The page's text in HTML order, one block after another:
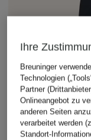
Ihre
Breuninger
Technologien
Partner
Onlineangebot zu
anderen Seiten
verarbeitet werden
Standort-